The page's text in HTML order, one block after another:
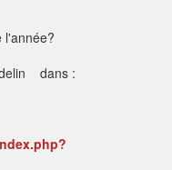
l'année?
dans :